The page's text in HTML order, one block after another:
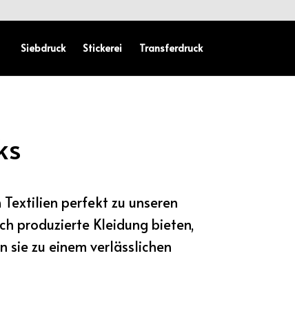
Siebdruck Stickerei Transferdruck
perfekt zu unseren
produzierte Kleidung bieten,
sie zu einem verlässlichen